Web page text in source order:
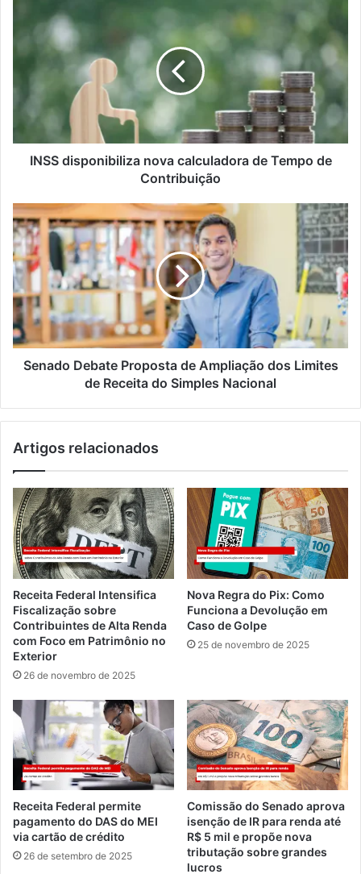
INSS disponibiliza nova calculadora de Tempo de
Contribuição
Senado Debate Proposta de Ampliação dos Limites
de Receita do Simples Nacional
Artigos relacionados
Receita Federal Intensifica
Fiscalização sobre
Contribuintes de Alta Renda
com Foco em Patrimônio no
Exterior
26 de novembro de 2025
Nova Regra do Pix: Como
Funciona a Devolução em
Caso de Golpe
25 de novembro de 2025
Receita Federal permite
pagamento do DAS do MEI
via cartão de crédito
26 de setembro de 2025
Comissão do Senado aprova
isenção de IR para renda até
R$ 5 mil e propõe nova
tributação sobre grandes
lucros